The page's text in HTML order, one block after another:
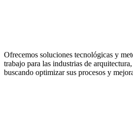
Ofrecemos soluciones tecnológicas y
trabajo para las industrias de
buscando optimizar sus procesos y